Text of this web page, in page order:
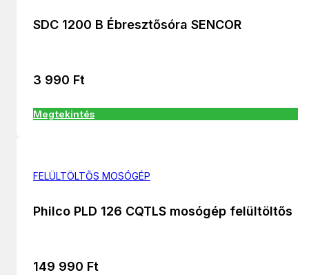
SDC 1200 B Ébresztősóra SENCOR
3 990 Ft
Megtekintés
FELÜLTÖLTŐS MOSÓGÉP
Philco PLD 126 CQTLS mosógép felültöltős
149 990 Ft